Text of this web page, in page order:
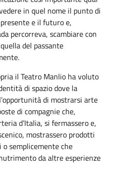
in quel nome il punto di
e il futuro e,
percorreva, scambiare con
del passante
il Teatro Manlio ha voluto
di spazio dove la
di mostrarsi arte
di compagnie che,
d’Italia, si fermassero e,
mostrassero prodotti
semplicemente che
da altre esperienze